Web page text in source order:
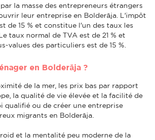
la masse des entrepreneurs étrangers
leur entreprise en Bolderāja. L'impôt
de 15 % et constitue l'un des taux les
taux normal de TVA est de 21 % et
values des particuliers est de 15 %.
en Bolderāja ?
de la mer, les prix bas par rapport
la qualité de vie élevée et la facilité de
qualifié ou de créer une entreprise
migrants en Bolderāja.
et la mentalité peu moderne de la